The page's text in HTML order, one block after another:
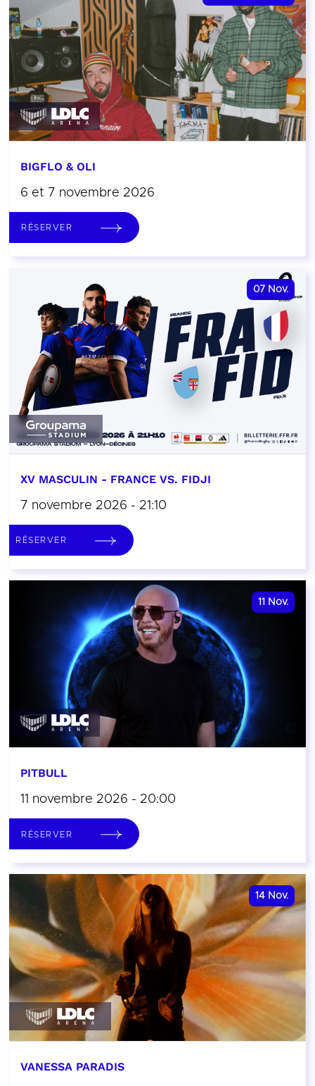
BIGFLO & OLI
6 et 7 novembre 2026
RÉSERVER
07 Nov.
XV MASCULIN - FRANCE VS. FIDJI
7 novembre 2026 - 21:10
RÉSERVER
11 Nov.
PITBULL
11 novembre 2026 - 20:00
RÉSERVER
14 Nov.
VANESSA PARADIS